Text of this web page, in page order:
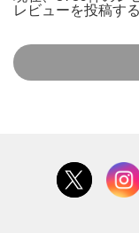
レビューを投稿す